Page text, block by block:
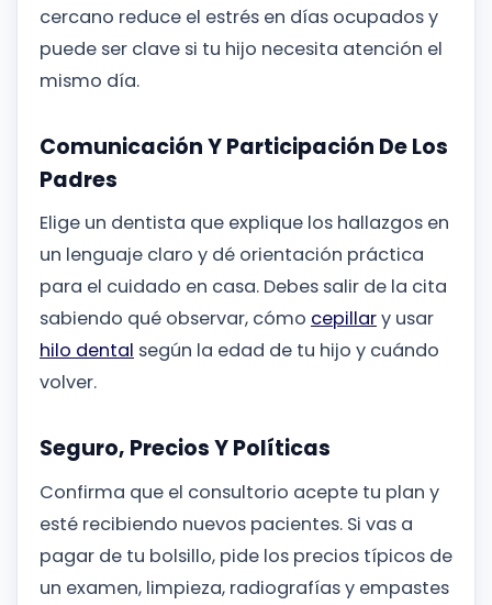
cercano reduce el estrés en días ocupados y
puede ser clave si tu hijo necesita atención el
mismo día.
Comunicación Y Participación De Los
Padres
Elige un dentista que explique los hallazgos en
un lenguaje claro y dé orientación práctica
para el cuidado en casa. Debes salir de la cita
sabiendo qué observar, cómo cepillary usar
hilo dental según la edad de tu hijo y cuándo
volver.
Seguro, Precios Y Políticas
Confirma que el consultorio acepte tu plan y
esté recibiendo nuevos pacientes. Si vas a
pagar de tu bolsillo, pide los precios típicos de
un examen, limpieza, radiografías y empastes